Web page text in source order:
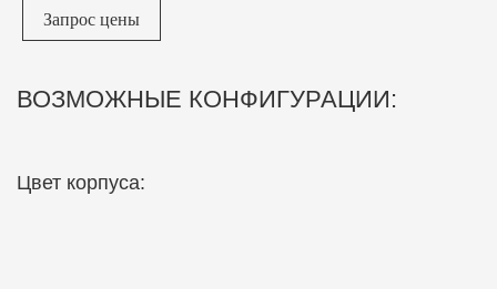
Запрос цены
ВОЗМОЖНЫЕ КОНФИГУРАЦИИ:
Цвет корпуса: